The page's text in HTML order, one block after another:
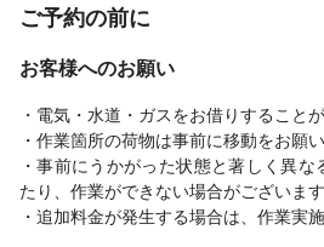
ご予約の前に
お客様へのお願い
・電気・水道・ガスをお借りすることが
・作業箇所の荷物は事前に移動をお願
・事前にうかがった状態と著しく異
たり、作業ができない場合がございます
・追加料金が発生する場合は、作業実